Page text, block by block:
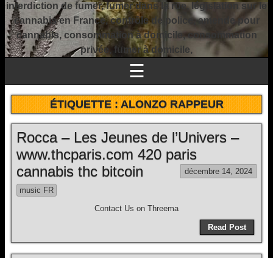
interdiction de fumer, fumer dans la rue, législation sur le
cannabis en France, contrôle de police, amende pour
cannabis, consommation à domicile, consommation
privée, fumer à domicile,
☰
ÉTIQUETTE :ALONZO RAPPEUR
Rocca – Les Jeunes de l’Univers –
www.thcparis.com 420 paris
cannabis thc bitcoin
décembre 14, 2024
music FR
Contact Us on Threema
Read Post